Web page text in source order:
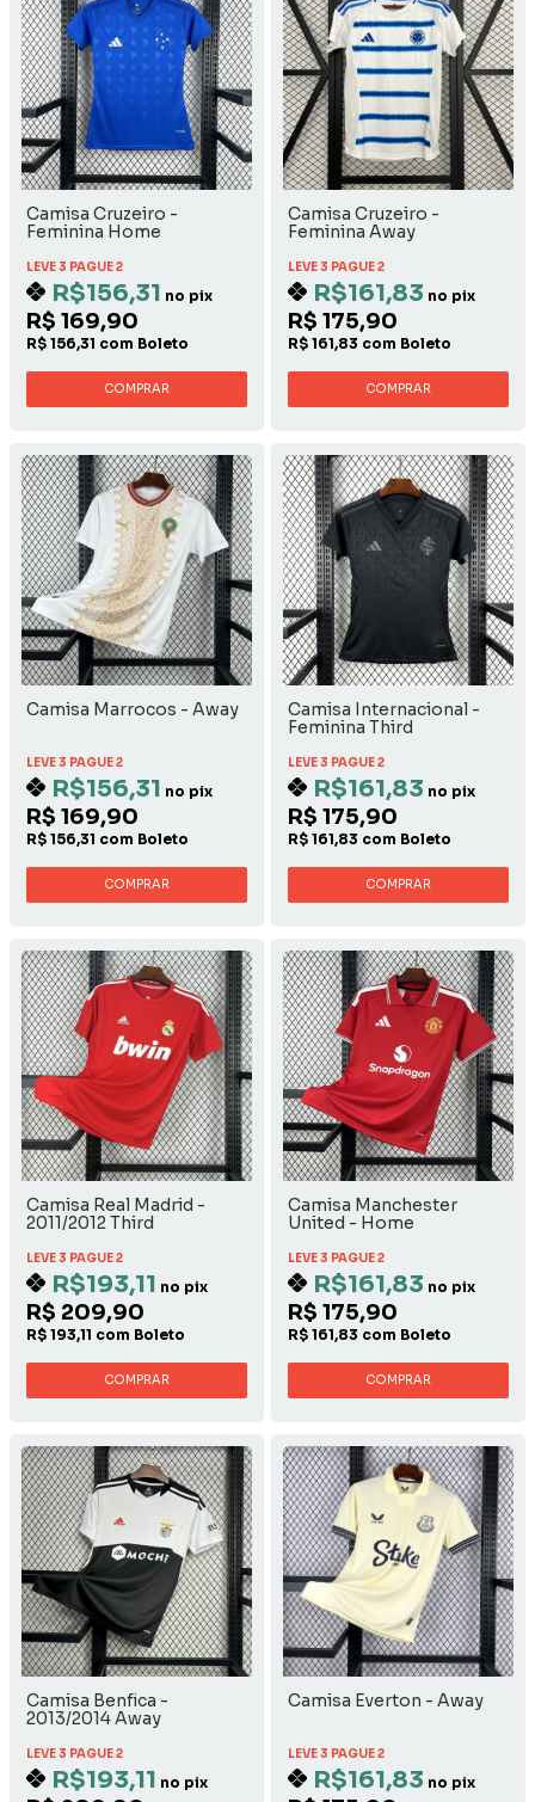
Camisa Cruzeiro -
Feminina Home
LEVE 3 PAGUE 2
R$156,31 no pix
R$ 169,90
R$ 156,31 com Boleto
COMPRAR
Camisa Cruzeiro -
Feminina Away
LEVE 3 PAGUE 2
R$161,83 no pix
R$ 175,90
R$ 161,83 com Boleto
COMPRAR
Camisa Marrocos - Away
LEVE 3 PAGUE 2
R$156,31 no pix
R$ 169,90
R$ 156,31 com Boleto
COMPRAR
Camisa Internacional -
Feminina Third
LEVE 3 PAGUE 2
R$161,83 no pix
R$ 175,90
R$ 161,83 com Boleto
COMPRAR
Camisa Real Madrid -
2011/2012 Third
LEVE 3 PAGUE 2
R$193,11 no pix
R$ 209,90
R$ 193,11 com Boleto
COMPRAR
Camisa Manchester
United - Home
LEVE 3 PAGUE 2
R$161,83 no pix
R$ 175,90
R$ 161,83 com Boleto
COMPRAR
Camisa Benfica -
2013/2014 Away
LEVE 3 PAGUE 2
R$193,11 no pix
Camisa Everton - Away
LEVE 3 PAGUE 2
R$161,83 no pix